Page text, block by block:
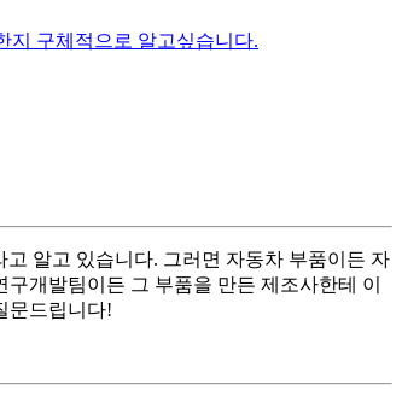
지 구체적으로 알고싶습니다.
알고 있습니다. 그러면 자동차 부품이든 자
개발팀이든 그 부품을 만든 제조사한테 이
문드립니다!